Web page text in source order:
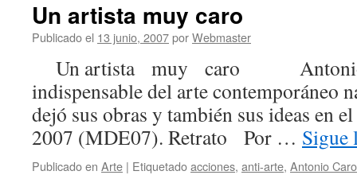
Un artista muy caro
Publicado el 13 junio, 2007porWebmaster
Un artista muy caro Antonio
indispensable del arte contemporáneo
dejó sus obras y también sus ideas en
2007 (MDE07). Retrato Por … Sigue
Publicado en Arte | Etiquetadoacciones, anti-arte, Antonio Caro